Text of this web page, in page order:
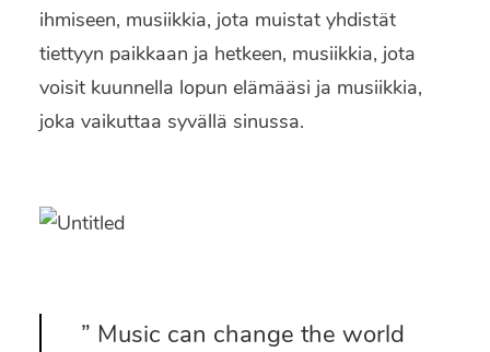
ihmiseen, musiikkia, jota muistat yhdistät
tiettyyn paikkaan ja hetkeen, musiikkia, jota
voisit kuunnella lopun elämääsi ja musiikkia,
joka vaikuttaa syvällä sinussa.
” Music can change the world